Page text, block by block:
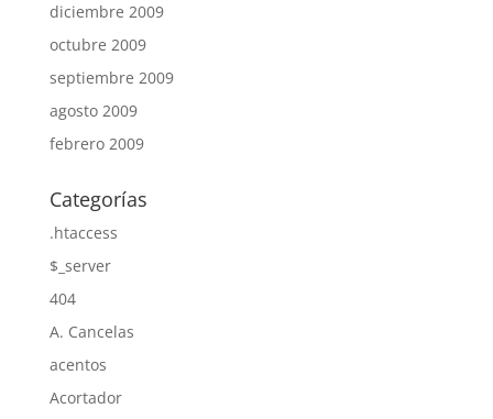
diciembre 2009
octubre 2009
septiembre 2009
agosto 2009
febrero 2009
Categorías
.htaccess
$_server
404
A. Cancelas
acentos
Acortador